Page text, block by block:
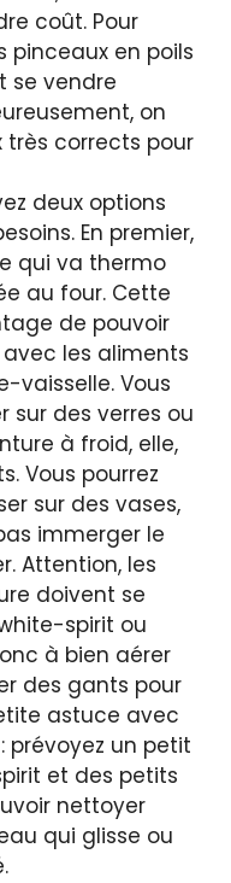
coût. Pour
pinceaux en poils
se vendre
on
très corrects pour
deux options
En premier,
qui va thermo
au four. Cette
de pouvoir
les aliments
vaisselle. Vous
sur des verres ou
à froid, elle,
Vous pourrez
sur des vases,
immerger le
Attention, les
doivent se
spirit ou
à bien aérer
des gants pour
astuce avec
prévoyez un petit
et des petits
nettoyer
qui glisse ou